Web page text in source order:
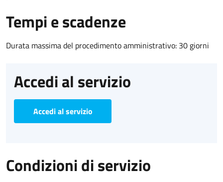
Tempi e scadenze
Durata massima del procedimento amministrativo: 30 giorni
Accedi al servizio
Accedi al servizio
Condizioni di servizio